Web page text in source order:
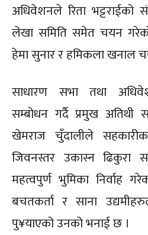
अधिवेशनले रिता भट्टराईको
लेखा समिति समेत चयन
हेमा सुनार र हमिकला खनाल
साधारण सभा तथा
सम्बोधन गर्दै प्रमुख अतिथी
खेमराज चुँदालीले
जिवनस्तर उकास्न ढिकुरा
महत्वपुर्ण भुमिका निर्वाह
बचतकर्ता र साना
पु¥याएको उनको भनाई छ ।